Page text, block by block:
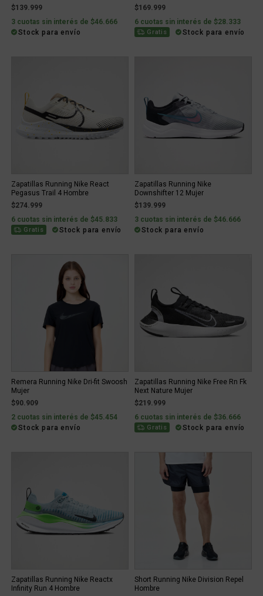
$139.999
3 cuotas sin interés de $46.666
Stock para envío
$169.999
6 cuotas sin interés de $28.333
Gratis Stock para envío
Zapatillas Running Nike React
Pegasus Trail 4 Hombre
$274.999
6 cuotas sin interés de $45.833
Gratis Stock para envío
Zapatillas Running Nike
Downshifter 12 Mujer
$139.999
3 cuotas sin interés de $46.666
Stock para envío
Remera Running Nike Dri-fit Swoosh
Mujer
$90.909
2 cuotas sin interés de $45.454
Stock para envío
Zapatillas Running Nike Free Rn Fk
Next Nature Mujer
$219.999
6 cuotas sin interés de $36.666
Gratis Stock para envío
Zapatillas Running Nike Reactx
Infinity Run 4 Hombre
Short Running Nike Division Repel
Hombre